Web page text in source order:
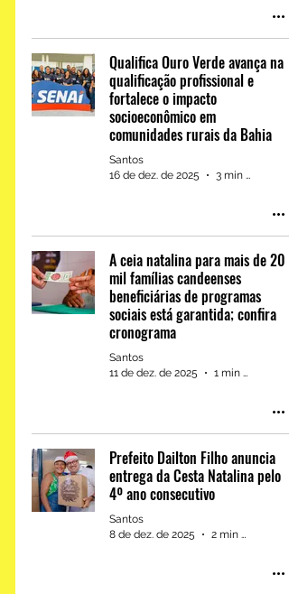
Atletas de Madre de Deus
conquistam seis medalhas
no Campeonato Baiano de
candidatura de Dr. Pitágoras
para deputado estadual
Qualifica Ouro Verde avança na
qualificação profissional e
fortalece o impacto
socioeconômico em
comunidades rurais da Bahia
Santos
16 de dez. de 2025
3 min de leitura
A ceia natalina para mais de 20
mil famílias candeenses
beneficiárias de programas
sociais está garantida; confira
cronograma
Santos
11 de dez. de 2025
1 min de leitura
Prefeito Dailton Filho anuncia
entrega da Cesta Natalina pelo
4º ano consecutivo
Santos
8 de dez. de 2025
2 min de leitura